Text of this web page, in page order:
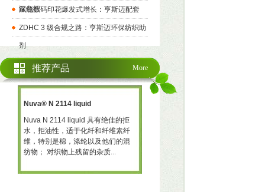
深色织
赋能数码印花爆发式增长：亨斯迈配套
ZDHC 3 级合规之路：亨斯迈环保纺织助
剂
More
推荐产品
Nuva® N 2114 liquid
Nuva N 2114 liquid 具有绝佳的拒
水，拒油性，适于化纤和纤维素纤
维，特别是棉，涤纶以及他们的混
纺物； 对织物上残留的杂质...
水、拒油整理剂。 产品特性  赋予